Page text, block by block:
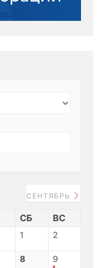
СЕНТЯБРЬ
СБ ВС
1 2
8 9